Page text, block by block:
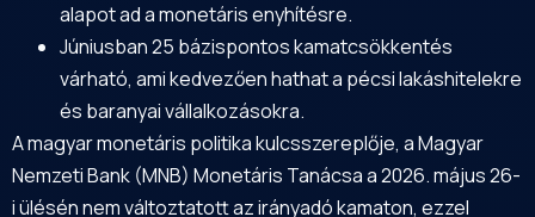
alapot ad a monetáris enyhítésre.
Júniusban 25 bázispontos kamatcsökkentés
várható, ami kedvezően hathat a pécsi lakáshitelekre
és baranyai vállalkozásokra.
A magyar monetáris politika kulcsszereplője, a Magyar
Nemzeti Bank (MNB) Monetáris Tanácsa a 2026. május 26-
i ülésén nem változtatott az irányadó kamaton, ezzel